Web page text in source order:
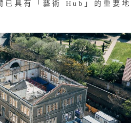
已具有「藝術 Hub」的重要地